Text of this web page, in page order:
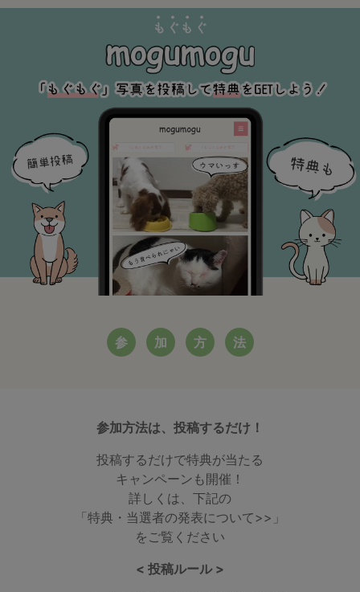
参 加 方 法
参加方法は、投稿するだけ！
投稿するだけで特典が当たる
キャンペーンも開催！
詳しくは、下記の
「特典・当選者の発表について>>」
をご覧ください
< 投稿ルール >